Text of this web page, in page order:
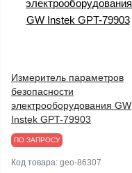
Измеритель параметров
безопасности
электрооборудования GW
Instek GPT-79903
ПО ЗАПРОСУ
Код товара: geo-86307